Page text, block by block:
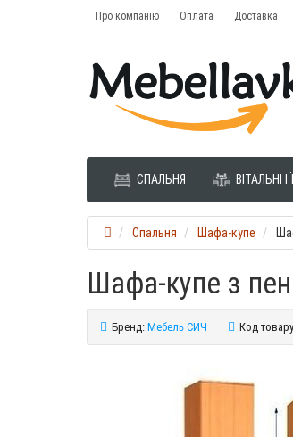
Про компанію Оплата Доставка
СПАЛЬНЯ ВІТАЛЬНІ
Спальня Шафа-купе
Шафа-купе з
Бренд:Мебель СИЧ Код